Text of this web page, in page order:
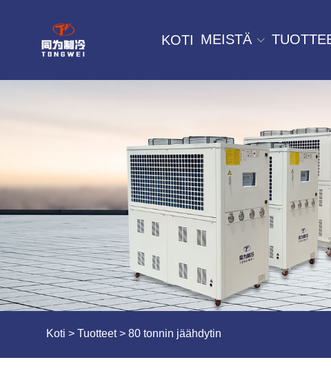
KOTI MEISTÄ
Koti > Tuotteet > 80 tonnin jäähdytin